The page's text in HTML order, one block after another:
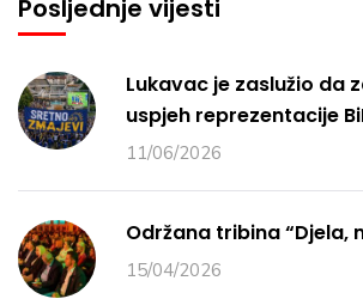
Posljednje vijesti
Lukavac je zaslužio da
uspjeh reprezentacije
11/06/2026
Održana tribina “Djela,
15/04/2026